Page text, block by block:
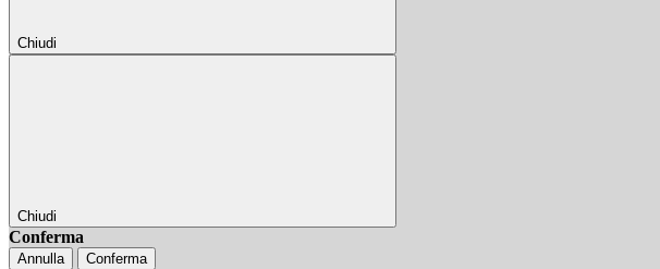
Chiudi
Chiudi
Conferma
Annulla Conferma